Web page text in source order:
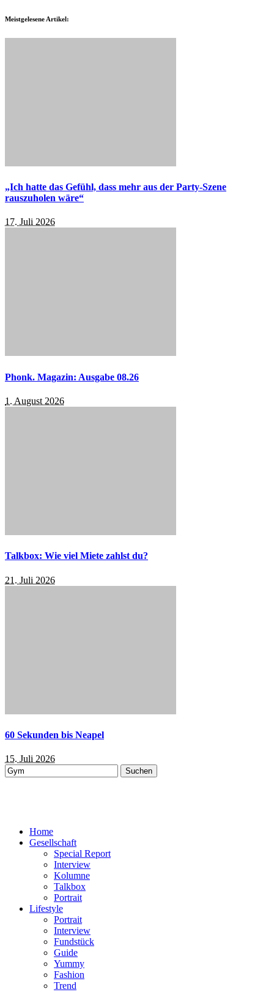
Meistgelesene Artikel:
„Ich hatte das Gefühl, dass mehr aus der Party-Szene
rauszuholen wäre“
17. Juli 2026
Phonk. Magazin: Ausgabe 08.26
1. August 2026
Talkbox: Wie viel Miete zahlst du?
21. Juli 2026
60 Sekunden bis Neapel
15. Juli 2026
Suchen
nach:
Home
Gesellschaft
Special Report
Interview
Kolumne
Talkbox
Portrait
Lifestyle
Portrait
Interview
Fundstück
Guide
Yummy
Fashion
Trend